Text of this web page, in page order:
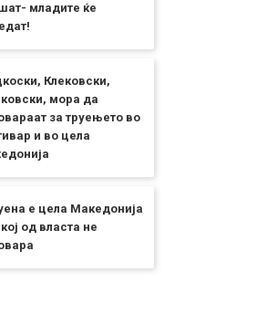
младите ќе
Клековски,
мора да
за труењето во
и во цела
е цела Македонија
од власта не